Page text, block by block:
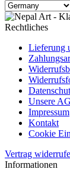
Rechtliches
Lieferung
Unsere
Impressum
Kontakt
Cookie
Vertrag
Informationen